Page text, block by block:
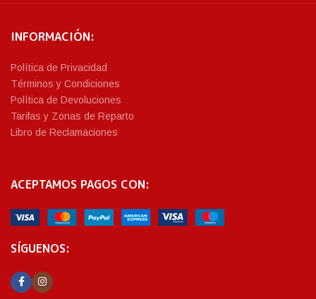
INFORMACIÓN:
Política de Privacidad
Términos y Condiciones
Política de Devoluciones
Tarifas y Zonas de Reparto
Libro de Reclamaciones
ACEPTAMOS PAGOS CON:
SÍGUENOS: